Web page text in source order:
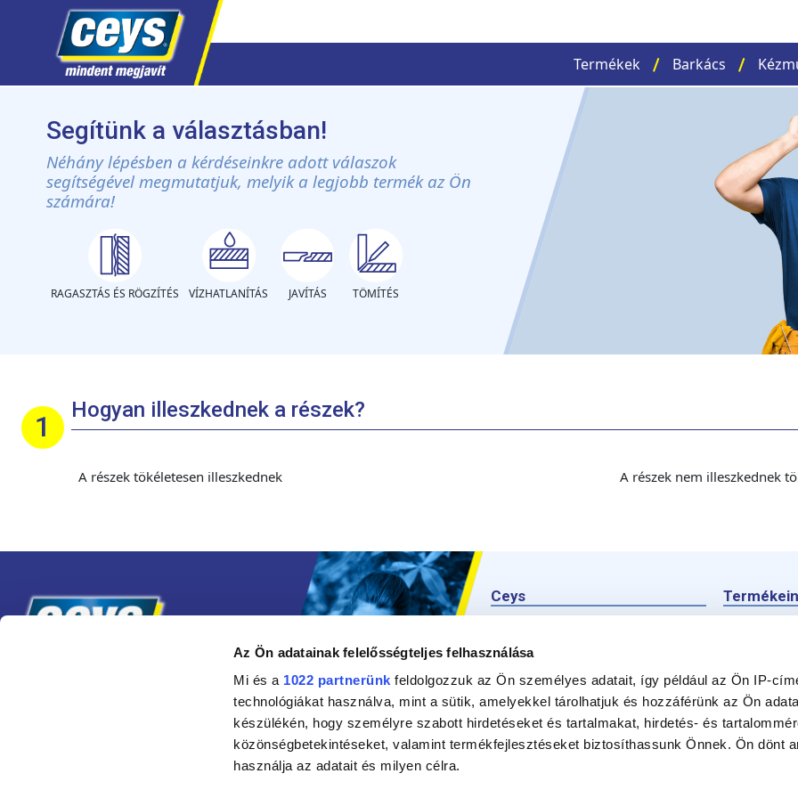
Az Ön adatainak felelősségteljes felhasználása
Mi és a 1022 partnerünk feldolgozzuk az Ön személyes adatait, így például az Ön IP-
technológiákat használva, mint a sütik, amelyekkel tárolhatjuk és hozzáférünk az Ön
készülékén, hogy személyre szabott hirdetéseket és tartalmakat, hirdetés- és
közönségbetekintéseket, valamint termékfejlesztéseket biztosíthassunk Önnek. Ön dönt
használja az adatait és milyen célra.
Termékek Barkács
Segítünk a választásban!
Néhány lépésben a kérdéseinkre adott válaszok
segítségével megmutatjuk, melyik a legjobb termék az Ön
számára!
RAGASZTÁS ÉS RÖGZÍTÉS VÍZHATLANÍTÁS JAVÍTÁS TÖMÍTÉS
Hogyan illeszkednek a részek?
A részek tökéletesen illeszkednek A részek nem illeszkednek
Ceys
Kézműves
Barkácsolás
Fenntarthatóság